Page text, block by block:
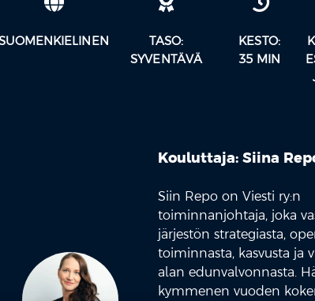
TASO:
SYVENTÄVÄ
KESTO:
35 MIN
Kouluttaja: Siina
Siin Repo on Viesti ry:n
toiminnanjohtaja, joka
järjestön strategiasta,
toiminnasta, kasvusta ja
alan edunvalvonnasta.
kymmenen vuoden